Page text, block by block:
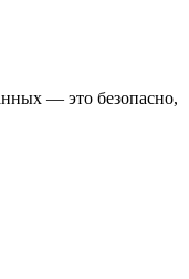
— это безопасно,